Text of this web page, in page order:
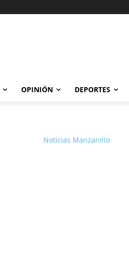
OPINIÓN DEPORTES
Noticias Manzanillo